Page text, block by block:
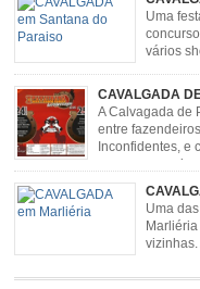
Uma
vários
CAVALGADA
A Calvagada de
entre
Inconfidentes, e
uma arena
resgata cultura e saúde além
Distrito de Padre Viegas,
Uma
de
Cavalgada de Marliéria